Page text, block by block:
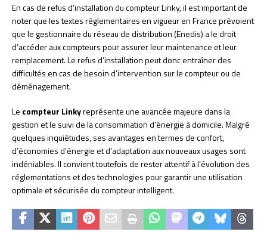
En cas de refus d’installation du compteur Linky, il est important de
noter que les textes réglementaires en vigueur en France prévoient
que le gestionnaire du réseau de distribution (Enedis) a le droit
d’accéder aux compteurs pour assurer leur maintenance et leur
remplacement. Le refus d’installation peut donc entraîner des
difficultés en cas de besoin d’intervention sur le compteur ou de
déménagement.
Le compteur Linkyreprésente une avancée majeure dans la
gestion et le suivi de la consommation d’énergie à domicile. Malgré
quelques inquiétudes, ses avantages en termes de confort,
d’économies d’énergie et d’adaptation aux nouveaux usages sont
indéniables. Il convient toutefois de rester attentif à l’évolution des
réglementations et des technologies pour garantir une utilisation
optimale et sécurisée du compteur intelligent.